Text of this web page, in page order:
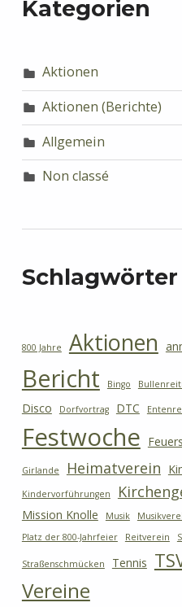
Kategorien
Aktionen
Aktionen (Berichte)
Allgemein
Non classé
Schlagwörter
800 Jahre Aktionen
Bericht Bingo
Disco Dorfvortrag DTC
Festwoche
Girlande Heimatverein
Kindervorführungen
Mission Knolle Musik
Platz der 800-Jahrfeier
Reitverein
Straßenschmücken Tennis
Vereine